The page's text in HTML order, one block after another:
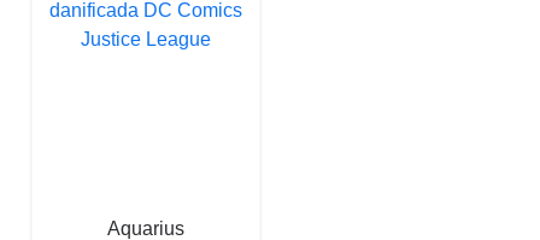
Aquarius